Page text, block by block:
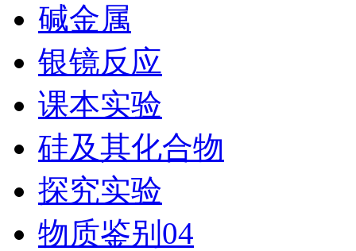
碱金属
银镜反应
课本实验
硅及其化合物
探究实验
物质鉴别04